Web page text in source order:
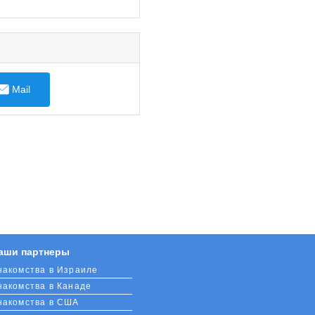
Mail
партнеры
в Израиле
в Канаде
в США